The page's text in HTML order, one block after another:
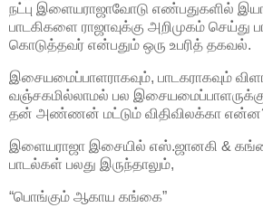
நட்பு இளையராஜாவோடு எண்பதுகளில்
பாடகிகளை ராஜாவுக்கு அறிமுகம்
கொடுத்தவர் என்பதும் ஒரு உபரித் தகவல்.
இசையமைப்பாளராகவும், பாடகராகவும்
வஞ்சகமில்லாமல் பல இசையமைப்பாளருக்குப்
தன் அண்ணன் மட்டும் விதிவிலக்கா
இளையராஜா இசையில் எஸ்.ஜானகி &
பாடல்கள் பலது இருந்தாலும்,
“பொங்கும் ஆகாய கங்கை”